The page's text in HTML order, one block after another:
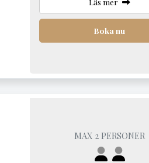
Boka nu
MAX 2 PERSONER